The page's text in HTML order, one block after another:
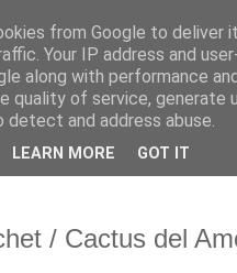
/ Cactus del
from Google to deliver
Your IP address and
along with performance
quality of service, generate
and address abuse.
LEARN MORE GOT IT